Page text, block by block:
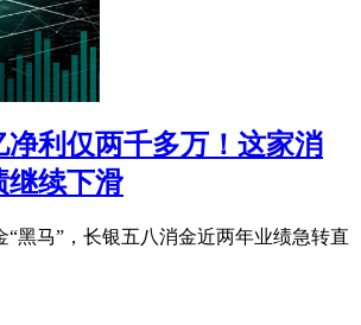
净利仅两千多万！这家消
继续下滑
“黑马”，长银五八消金近两年业绩急转直